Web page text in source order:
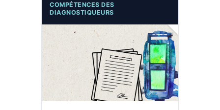
COMPÉTENCES DES
DIAGNOSTIQUEURS